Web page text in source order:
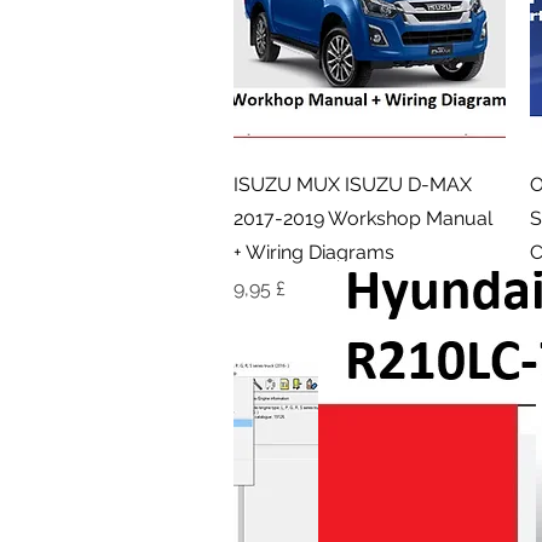
Γρήγορη προβολή
ISUZU MUX ISUZU D-MAX
2017-2019 Workshop Manual
+ Wiring Diagrams
Τιμή
9,95 £